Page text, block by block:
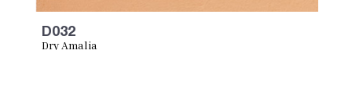
D032
Dry Amalia